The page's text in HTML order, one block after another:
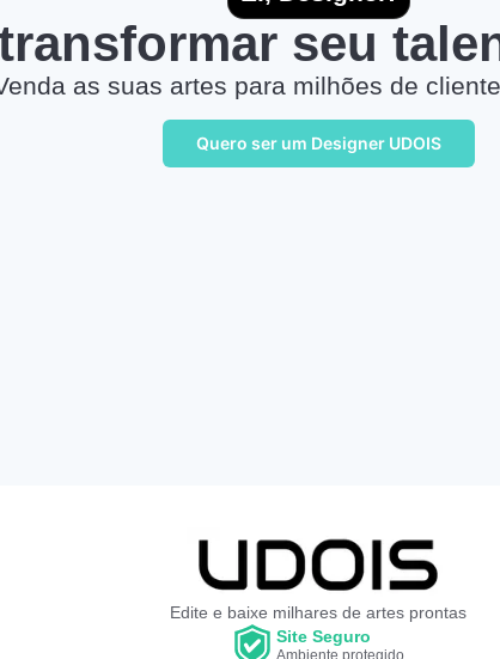
seu
as suas artes para milhões de
Quero ser um Designer UDOIS
Edite e baixe milhares de artes prontas
Site Seguro
Ambiente protegido.